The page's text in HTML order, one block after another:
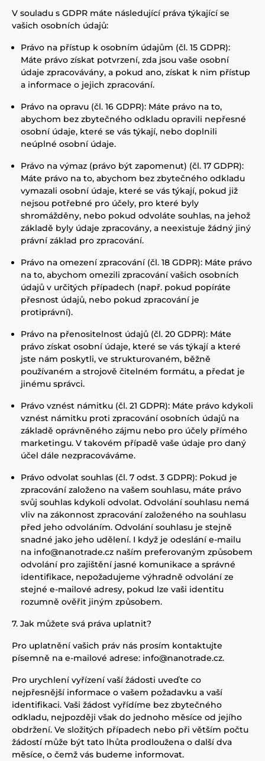
V souladu s GDPR máte následující práva týkající se
vašich osobních údajů:
Právo na přístup k osobním údajům (čl. 15 GDPR):
Máte právo získat potvrzení, zda jsou vaše osobní
údaje zpracovávány, a pokud ano, získat k nim přístup
a informace o jejich zpracování.
Právo na opravu (čl. 16 GDPR): Máte právo na to,
abychom bez zbytečného odkladu opravili nepřesné
osobní údaje, které se vás týkají, nebo doplnili
neúplné osobní údaje.
Právo na výmaz (právo být zapomenut) (čl. 17 GDPR):
Máte právo na to, abychom bez zbytečného odkladu
vymazali osobní údaje, které se vás týkají, pokud již
nejsou potřebné pro účely, pro které byly
shromážděny, nebo pokud odvoláte souhlas, na jehož
základě byly údaje zpracovány, a neexistuje žádný jiný
právní základ pro zpracování.
Právo na omezení zpracování (čl. 18 GDPR): Máte právo
na to, abychom omezili zpracování vašich osobních
údajů v určitých případech (např. pokud popíráte
přesnost údajů, nebo pokud zpracování je
protiprávní).
Právo na přenositelnost údajů (čl. 20 GDPR): Máte
právo získat osobní údaje, které se vás týkají a které
jste nám poskytli, ve strukturovaném, běžně
používaném a strojově čitelném formátu, a předat je
jinému správci.
Právo vznést námitku (čl. 21 GDPR): Máte právo kdykoli
vznést námitku proti zpracování osobních údajů na
základě oprávněného zájmu nebo pro účely přímého
marketingu. V takovém případě vaše údaje pro daný
účel dále nezpracováváme.
Právo odvolat souhlas (čl. 7 odst. 3 GDPR): Pokud je
zpracování založeno na vašem souhlasu, máte právo
svůj souhlas kdykoli odvolat. Odvolání souhlasu nemá
vliv na zákonnost zpracování založeného na souhlasu
před jeho odvoláním. Odvolání souhlasu je stejně
snadné jako jeho udělení. I když je odeslání e-mailu
na info@nanotrade.cz naším preferovaným způsobem
odvolání pro zajištění jasné komunikace a správné
identifikace, nepožadujeme výhradně odvolání ze
stejné e-mailové adresy, pokud lze vaši identitu
rozumně ověřit jiným způsobem.
7. Jak můžete svá práva uplatnit?
Pro uplatnění vašich práv nás prosím kontaktujte
písemně na e-mailové adrese: info@nanotrade.cz.
Pro urychlení vyřízení vaší žádosti uveďte co
nejpřesnější informace o vašem požadavku a vaší
identifikaci. Vaši žádost vyřídíme bez zbytečného
odkladu, nejpozději však do jednoho měsíce od jejího
obdržení. Ve složitých případech nebo při větším počtu
žádostí může být tato lhůta prodloužena o další dva
měsíce, o čemž vás budeme informovat.